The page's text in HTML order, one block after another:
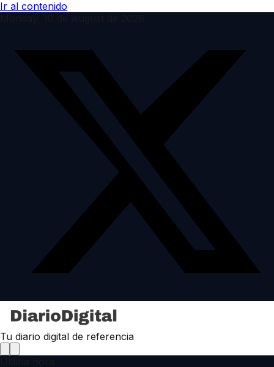
Ir al contenido
Tu diario digital de referencia